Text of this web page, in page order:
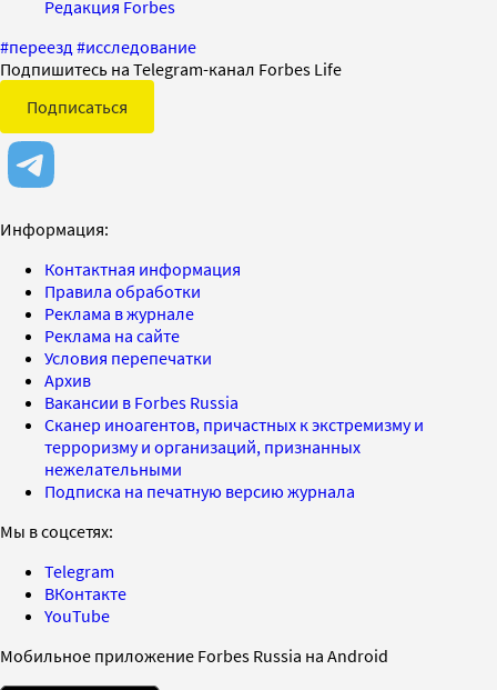
Редакция Forbes
#переезд #исследование
Подпишитесь на Telegram-канал Forbes Life
Подписаться
Информация:
Контактная информация
Правила обработки
Реклама в журнале
Реклама на сайте
Условия перепечатки
Архив
Вакансии в Forbes Russia
Сканер иноагентов, причастных к экстремизму и
терроризму и организаций, признанных
нежелательными
Подписка на печатную версию журнала
Мы в соцсетях:
Telegram
ВКонтакте
YouTube
Мобильное приложение Forbes Russia на Android